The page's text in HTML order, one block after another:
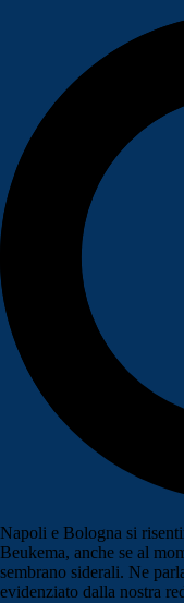
Napoli e Bologna si
Beukema, anche se al
sembrano siderali. Ne
evidenziato dalla nostra